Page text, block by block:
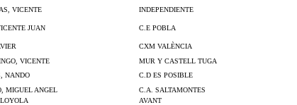
VICENTE INDEPENDIENTE
JUAN C.E POBLA
CXM VALÈNCIA
VICENTE MUR Y CASTELL TUGA
NANDO C.D ES POSIBLE
MIGUEL ANGEL C.A. SALTAMONTES
AVANT